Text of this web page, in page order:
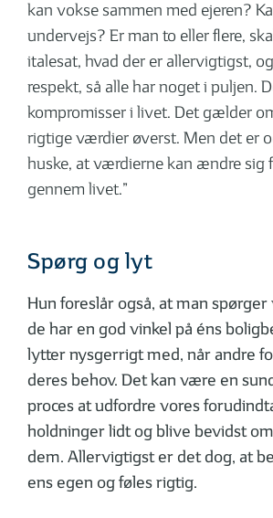
kan vokse sammen med ejeren?
undervejs? Er man to eller flere,
italesat, hvad der er allervigtigst,
respekt, så alle har noget i puljen.
kompromisser i livet. Det gælder
rigtige værdier øverst. Men det er
huske, at værdierne kan ændre sig
gennem livet.”
Spørg og lyt
Hun foreslår også, at man
de har en god vinkel på éns
lytter nysgerrigt med, når andre
deres behov. Det kan være en
proces at udfordre vores
holdninger lidt og blive bevidst
dem. ­Allervigtigst er det dog, at
ens egen og føles rigtig.